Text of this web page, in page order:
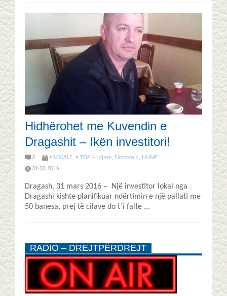
Hidhërohet me Kuvendin e
Dragashit – Ikën investitori!
2 • LOKALE, • TOP – Lajme, Ekonomia, LAJME
31.03.2016
Dragash, 31 mars 2016 – Një investitor lokal nga
Dragashi kishte planifikuar ndërtimin e një pallati me
50 banesa, prej të cilave do t’i falte ...
RADIO – DREJTPËRDREJT